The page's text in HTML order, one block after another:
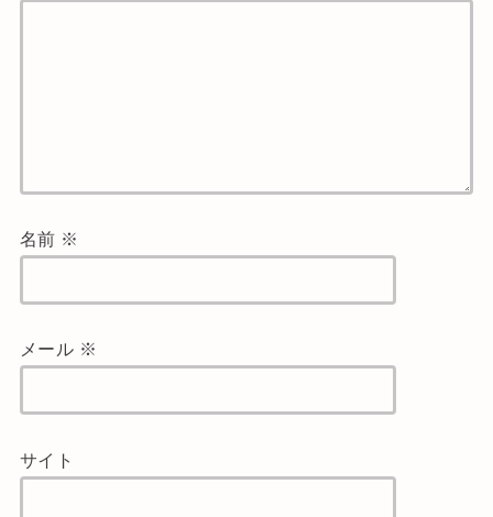
名前 ※
メール ※
サイト